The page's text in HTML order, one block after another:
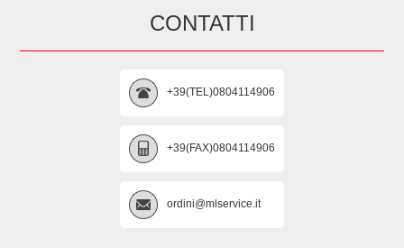
CONTATTI
+39(TEL)0804114906
+39(FAX)0804114906
ordini@mlservice.it